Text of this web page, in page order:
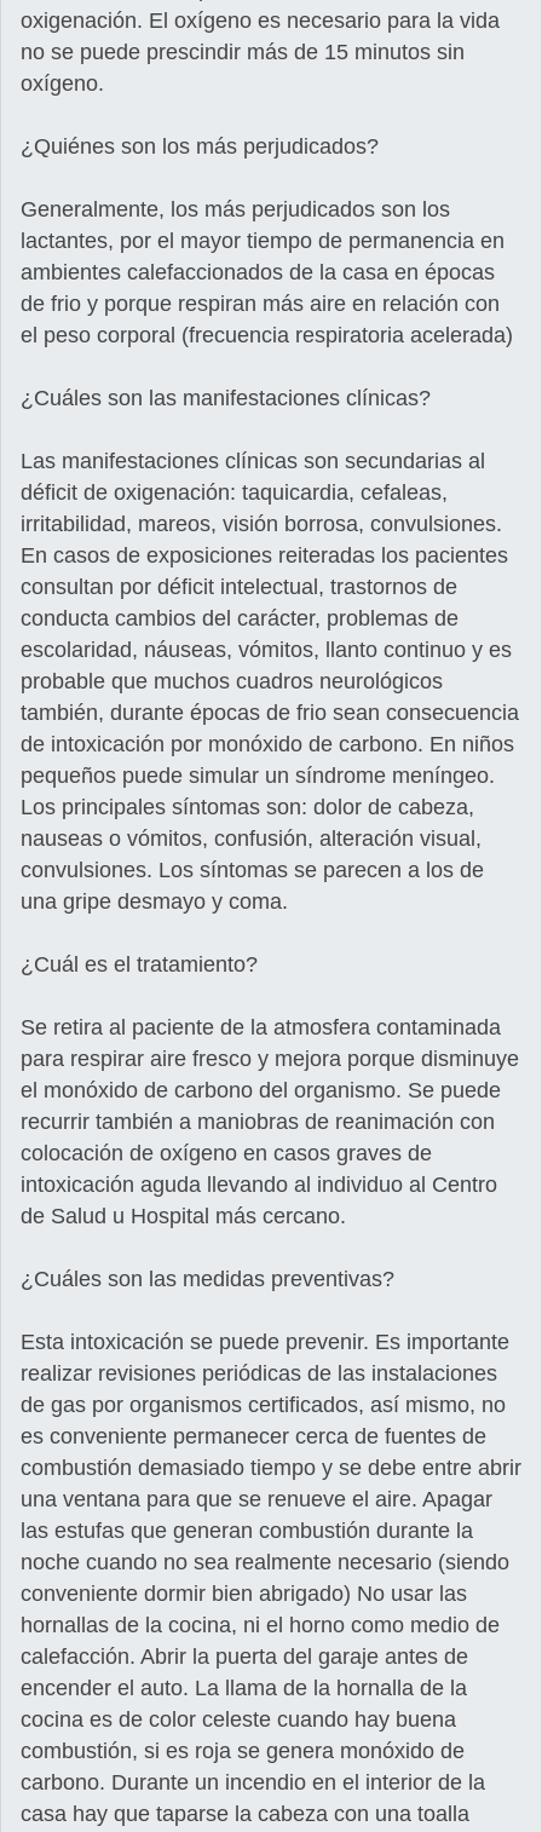
oxigenación. El oxígeno es necesario para la vida
no se puede prescindir más de 15 minutos sin
oxígeno.
¿Quiénes son los más perjudicados?
Generalmente, los más perjudicados son los
lactantes, por el mayor tiempo de permanencia en
ambientes calefaccionados de la casa en épocas
de frio y porque respiran más aire en relación con
el peso corporal (frecuencia respiratoria acelerada)
¿Cuáles son las manifestaciones clínicas?
Las manifestaciones clínicas son secundarias al
déficit de oxigenación: taquicardia, cefaleas,
irritabilidad, mareos, visión borrosa, convulsiones.
En casos de exposiciones reiteradas los pacientes
consultan por déficit intelectual, trastornos de
conducta cambios del carácter, problemas de
escolaridad, náuseas, vómitos, llanto continuo y es
probable que muchos cuadros neurológicos
también, durante épocas de frio sean consecuencia
de intoxicación por monóxido de carbono. En niños
pequeños puede simular un síndrome meníngeo.
Los principales síntomas son: dolor de cabeza,
nauseas o vómitos, confusión, alteración visual,
convulsiones. Los síntomas se parecen a los de
una gripe desmayo y coma.
¿Cuál es el tratamiento?
Se retira al paciente de la atmosfera contaminada
para respirar aire fresco y mejora porque disminuye
el monóxido de carbono del organismo. Se puede
recurrir también a maniobras de reanimación con
colocación de oxígeno en casos graves de
intoxicación aguda llevando al individuo al Centro
de Salud u Hospital más cercano.
¿Cuáles son las medidas preventivas?
Esta intoxicación se puede prevenir. Es importante
realizar revisiones periódicas de las instalaciones
de gas por organismos certificados, así mismo, no
es conveniente permanecer cerca de fuentes de
combustión demasiado tiempo y se debe entre abrir
una ventana para que se renueve el aire. Apagar
las estufas que generan combustión durante la
noche cuando no sea realmente necesario (siendo
conveniente dormir bien abrigado) No usar las
hornallas de la cocina, ni el horno como medio de
calefacción. Abrir la puerta del garaje antes de
encender el auto. La llama de la hornalla de la
cocina es de color celeste cuando hay buena
combustión, si es roja se genera monóxido de
carbono. Durante un incendio en el interior de la
casa hay que taparse la cabeza con una toalla